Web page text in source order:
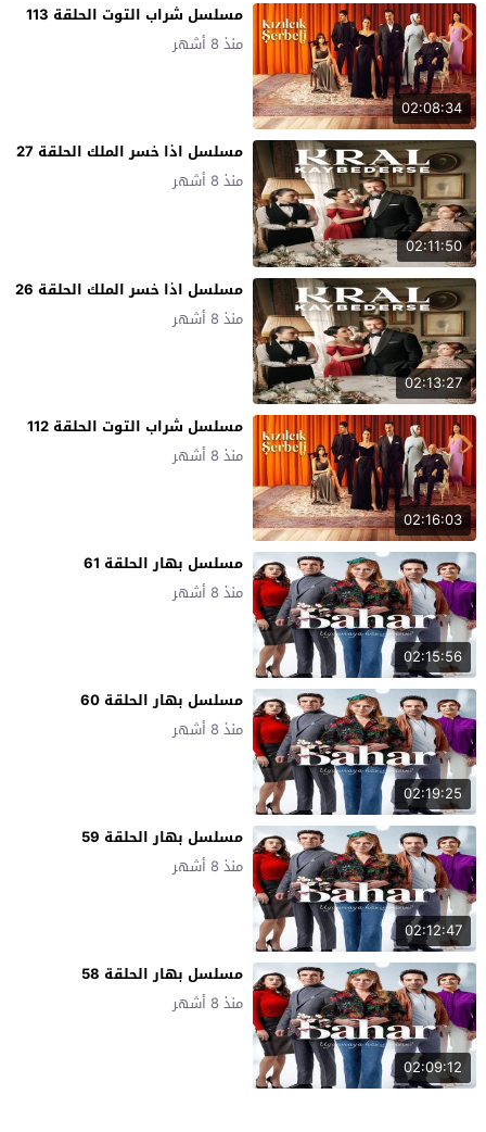
02:08:34
مسلسل شراب التوت الحلقة 113
منذ 8 أشهر
02:11:50
مسلسل اذا خسر الملك الحلقة 27
منذ 8 أشهر
02:13:27
مسلسل اذا خسر الملك الحلقة 26
منذ 8 أشهر
02:16:03
مسلسل شراب التوت الحلقة 112
منذ 8 أشهر
02:15:56
مسلسل بهار الحلقة 61
منذ 8 أشهر
02:19:25
مسلسل بهار الحلقة 60
منذ 8 أشهر
02:12:47
مسلسل بهار الحلقة 59
منذ 8 أشهر
02:09:12
مسلسل بهار الحلقة 58
منذ 8 أشهر